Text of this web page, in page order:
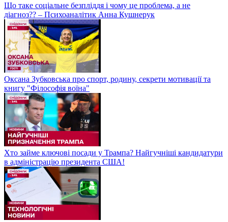
Що таке соціальне безпліддя і чому це проблема, а не
діагноз?? – Психоаналітик Анна Кушнерук
Оксана Зубковська про спорт, родину, секрети мотивації та
книгу "Філософія воїна"
Хто займе ключові посади у Трампа? Найгучніші кандидатури
в адміністрацію президента США!